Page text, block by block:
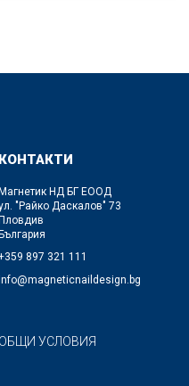
КОНТАКТИ
НД БГ ЕООД
"Райко Даскалов" 73
897 321 111
ОБЩИ УСЛОВИЯ